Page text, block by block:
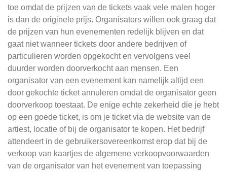
toe omdat de prijzen van de tickets vaak vele malen hoger
is dan de originele prijs. Organisators willen ook graag dat
de prijzen van hun evenementen redelijk blijven en dat
gaat niet wanneer tickets door andere bedrijven of
particulieren worden opgekocht en vervolgens veel
duurder worden doorverkocht aan mensen. Een
organisator van een evenement kan namelijk altijd een
door gekochte ticket annuleren omdat de organisator geen
doorverkoop toestaat. De enige echte zekerheid die je hebt
op een goede ticket, is om je ticket via de website van de
artiest, locatie of bij de organisator te kopen. Het bedrijf
attendeert in de gebruikersovereenkomst erop dat bij de
verkoop van kaartjes de algemene verkoopvoorwaarden
van de organisator van het evenement van toepassing